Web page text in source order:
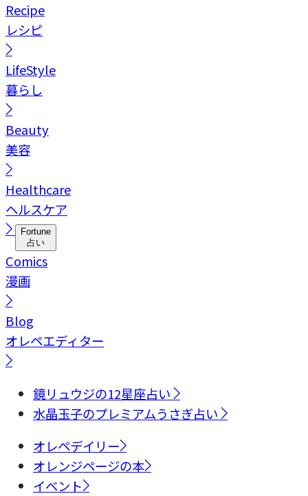
Recipe
レシピ
LifeStyle
暮らし
Beauty
美容
Healthcare
ヘルスケア
Fortune
占い
Comics
漫画
Blog
オレペエディター
鏡リュウジの12星座占い
水晶玉子のプレミアムうさぎ占い
オレペデイリー
オレンジページの本
イベント